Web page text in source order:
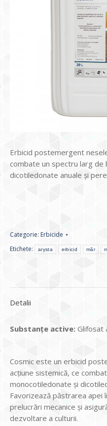
Erbicid postemergent
combate un spectru larg de
dicotiledonate anuale și
Categorie: Erbicide
Etichete:
arysta erbicid măr
Detalii
Substanțe active: Glifosat
Cosmic este un erbicid
acțiune sistemică, ce
monocotiledonate și
Favorizează păstrarea apei
prelucrări mecanice și
dezvoltare a culturii.